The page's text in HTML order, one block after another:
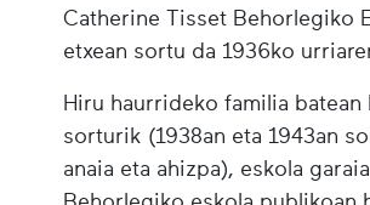
Catherine Tisset Behorlegiko
etxean sortu da 1936ko
Hiru haurrideko familia batean
sorturik (1938an eta 1943an
anaia eta ahizpa), eskola garaia